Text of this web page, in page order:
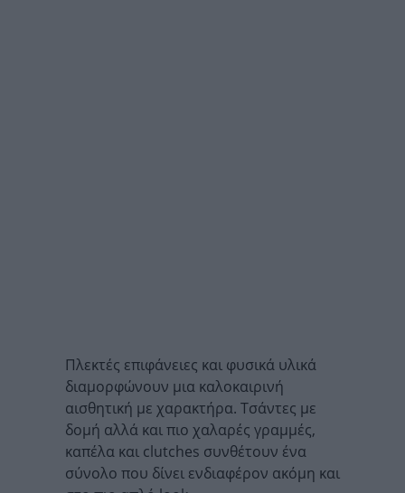
Πλεκτές επιφάνειες και φυσικά υλικά
διαμορφώνουν μια καλοκαιρινή
αισθητική με χαρακτήρα. Τσάντες με
δομή αλλά και πιο χαλαρές γραμμές,
καπέλα και clutches συνθέτουν ένα
σύνολο που δίνει ενδιαφέρον ακόμη και